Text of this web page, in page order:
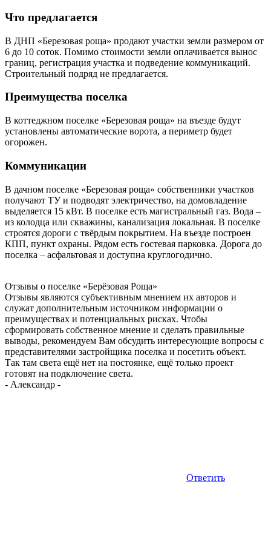
Что предлагается
В ДНП «Березовая роща» продают участки земли размером от
6 до 10 соток. Помимо стоимости земли оплачивается вынос
границ, регистрация участка и подведение коммуникаций.
Строительный подряд не предлагается.
Преимущества поселка
В коттеджном поселке «Березовая роща» на въезде будут
установлены автоматические ворота, а периметр будет
огорожен.
Коммуникации
В дачном поселке «Березовая роща» собственники участков
получают ТУ и подводят электричество, на домовладение
выделяется 15 кВт. В поселке есть магистральный газ. Вода –
из колодца или скважины, канализация локальная. В поселке
строятся дороги с твёрдым покрытием. На въезде построен
КПП, пункт охраны. Рядом есть гостевая парковка. Дорога до
поселка – асфальтовая и доступна круглогодично.
Отзывы о поселке «Берёзовая Роща»
Отзывы являются субъективным мнением их авторов и
служат дополнительным источником информации о
преимуществах и потенциальных рисках. Чтобы
сформировать собственное мнение и сделать правильные
выводы, рекомендуем Вам обсудить интересующие вопросы с
представителями застройщика поселка и посетить объект.
Так там света ещё нет на постоянке, ещё только проект
готовят на подключение света.
- Александр -
Ответить